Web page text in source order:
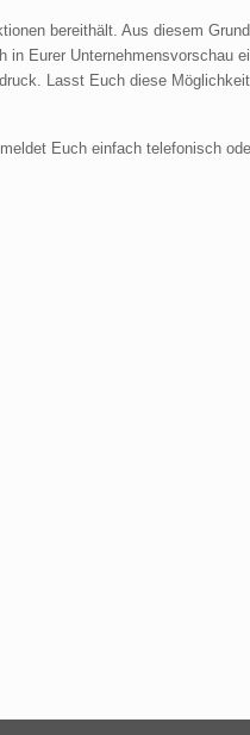
bereithält. Aus diesem
Eurer Unternehmensvorschau
Lasst Euch diese
Euch einfach telefonisch